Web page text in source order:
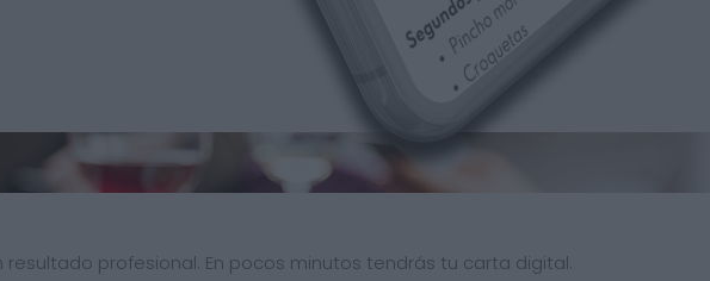
profesional. En pocos minutos tendrás tu carta digital.